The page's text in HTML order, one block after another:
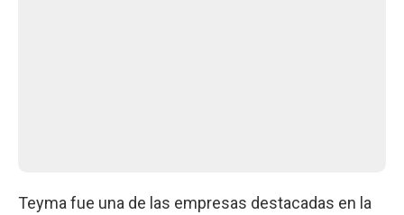
Teyma fue una de las empresas destacadas en la